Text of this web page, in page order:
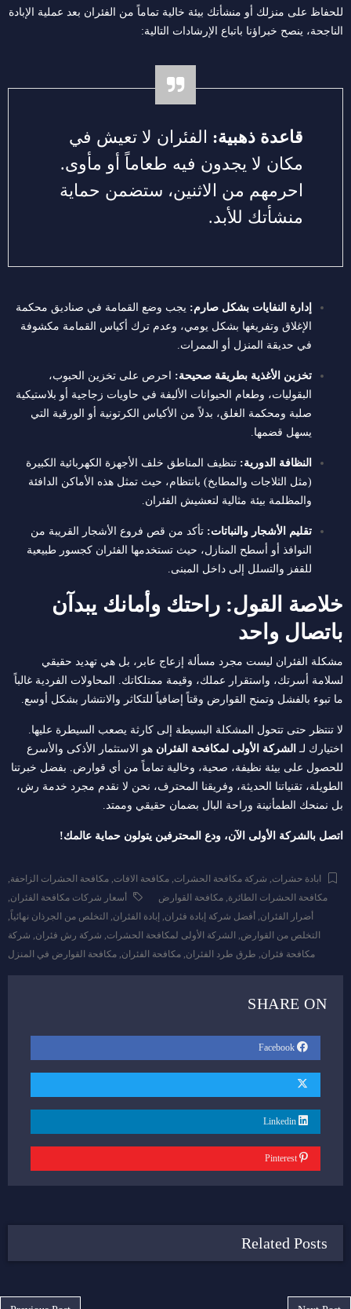
للحفاظ على منزلك أو منشأتك بيئة خالية تماماً من الفئران بعد عملية الإبادة
الناجحة، ينصح خبراؤنا باتباع الإرشادات التالية:
قاعدة ذهبية: الفئران لا تعيش في
مكان لا يجدون فيه طعاماً أو مأوى.
احرمهم من الاثنين، ستضمن حماية
منشأتك للأبد.
إدارة النفايات بشكل صارم: يجب وضع القمامة في صناديق محكمة
الإغلاق وتفريغها بشكل يومي، وعدم ترك أكياس القمامة مكشوفة
في حديقة المنزل أو الممرات.
تخزين الأغذية بطريقة صحيحة: احرص على تخزين الحبوب،
البقوليات، وطعام الحيوانات الأليفة في حاويات زجاجية أو بلاستيكية
صلبة ومحكمة الغلق، بدلاً من الأكياس الكرتونية أو الورقية التي
يسهل قضمها.
النظافة الدورية: تنظيف المناطق خلف الأجهزة الكهربائية الكبيرة
(مثل الثلاجات والمطابخ) بانتظام، حيث تمثل هذه الأماكن الدافئة
والمظلمة بيئة مثالية لتعشيش الفئران.
تقليم الأشجار والنباتات: تأكد من قص فروع الأشجار القريبة من
النوافذ أو أسطح المنازل، حيث تستخدمها الفئران كجسور طبيعية
للقفز والتسلل إلى داخل المبنى.
خلاصة القول: راحتك وأمانك يبدآن
باتصال واحد
مشكلة الفئران ليست مجرد مسألة إزعاج عابر، بل هي تهديد حقيقي
لسلامة أسرتك، واستقرار عملك، وقيمة ممتلكاتك. المحاولات الفردية غالباً
ما تبوء بالفشل وتمنح القوارض وقتاً إضافياً للتكاثر والانتشار بشكل أوسع.
لا تنتظر حتى تتحول المشكلة البسيطة إلى كارثة يصعب السيطرة عليها.
اختيارك لـ الشركة الأولى لمكافحة الفئران هو الاستثمار الأذكى والأسرع
للحصول على بيئة نظيفة، صحية، وخالية تماماً من أي قوارض. بفضل خبرتنا
الطويلة، تقنياتنا الحديثة، وفريقنا المحترف، نحن لا نقدم مجرد خدمة رش،
بل نمنحك الطمأنينة وراحة البال بضمان حقيقي وممتد.
اتصل بالشركة الأولى الآن، ودع المحترفين يتولون حماية عالمك!
ابادة حشرات, شركة مكافحة الحشرات, مكافحة الافات, مكافحة الحشرات الزاحفة,
مكافحة الحشرات الطائرة, مكافحة القوارض أسعار شركات مكافحة الفئران,
أضرار الفئران, أفضل شركة إبادة فئران, إبادة الفئران, التخلص من الجرذان نهائياً,
التخلص من القوارض, الشركة الأولى لمكافحة الحشرات, شركة رش فئران, شركة
مكافحة فئران, طرق طرد الفئران, مكافحة الفئران, مكافحة القوارض في المنزل
SHARE ON
Related Posts